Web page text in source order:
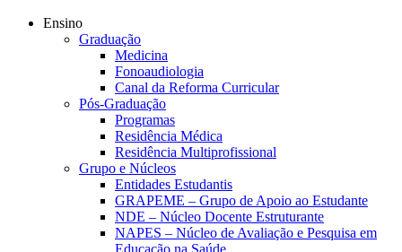
Ensino
Graduação
Medicina
Fonoaudiologia
Canal da Reforma Curricular
Pós-Graduação
Programas
Residência Médica
Residência Multiprofissional
Grupo e Núcleos
Entidades Estudantis
GRAPEME – Grupo de Apoio ao Estudante
NDE – Núcleo Docente Estruturante
NAPES – Núcleo de Avaliação e Pesquisa em
Educação na Saúde